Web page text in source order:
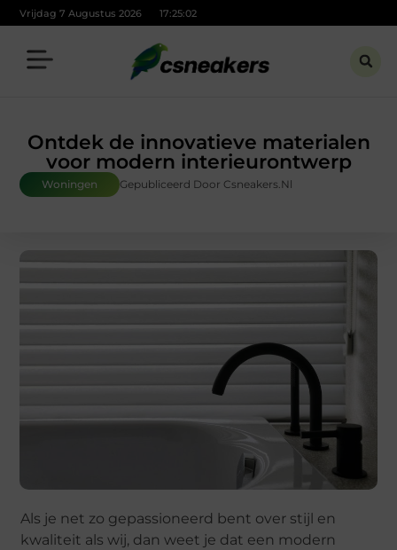
Vrijdag 7 Augustus 2026 17:25:03
Ontdek de innovatieve materialen
voor modern interieurontwerp
Woningen Gepubliceerd Door Csneakers.nl
Als je net zo gepassioneerd bent over stijl en
kwaliteit als wij, dan weet je dat een modern